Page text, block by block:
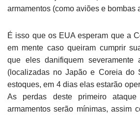
armamentos (como aviões e bombas
É isso que os EUA esperam que a
em mente caso queiram cumprir
que eles danifiquem
(localizadas no Japão e Coreia do
estoques, em 4 dias elas estarão
As perdas deste primeiro
armamentos serão mínimas, assim